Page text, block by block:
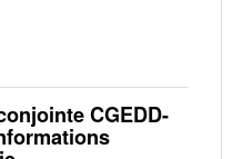
CGEDD-